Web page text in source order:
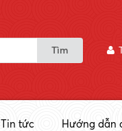
Tìm
Tin tức Hướng dẫn